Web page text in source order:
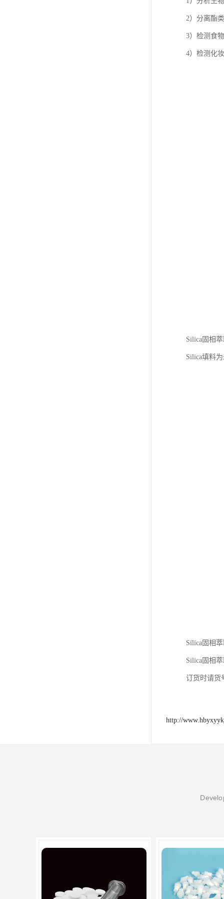
2）分离酯
3）检测食
4）检测化
Silica固相
Silica填料
Silica固相
Silica固相
订货时请货
http://